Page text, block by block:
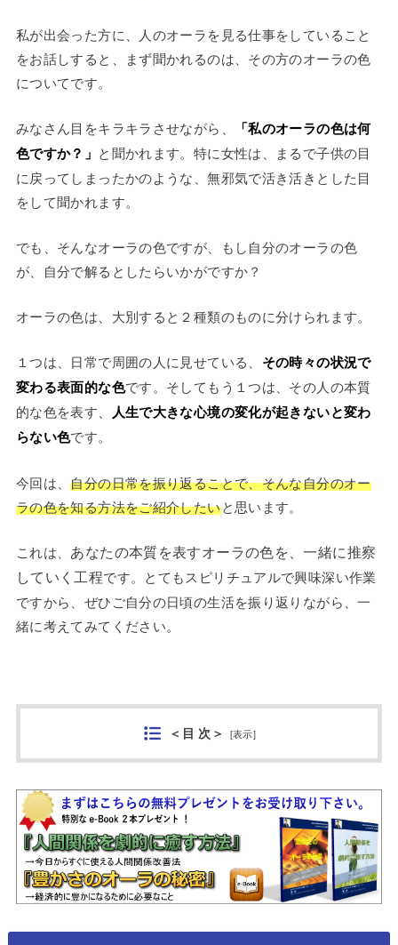
私が出会った方に、人のオーラを見る仕事をしていること
をお話しすると、まず聞かれるのは、その方のオーラの色
についてです。
みなさん目をキラキラさせながら、
「私のオーラの色は何
色ですか？」 と聞かれます。特に女性は、まるで子供の目
に戻ってしまったかのような、無邪気で活き活きとした目
をして聞かれます。
でも、そんなオーラの色ですが、もし自分のオーラの色
が、自分で解るとしたらいかがですか？
オーラの色は、大別すると２種類のものに分けられます。
１つは、日常で周囲の人に見せている、 その時々の状況で
変わる表面的な色です。そしてもう１つは、その人の本質
的な色を表す、
人生で大きな心境の変化が起きないと変わ
らない色です。
今回は、自分の日常を振り返ることで、そんな自分のオー
ラの色を知る方法をご紹介したいと思います。
これは、 あなたの本質を表すオーラの色を、一緒に推察
していく工程です。とてもスピリチュアルで興味深い作業
ですから、ぜひご自分の日頃の生活を振り返りながら、一
緒に考えてみてください。
＜目 次＞ [表示]